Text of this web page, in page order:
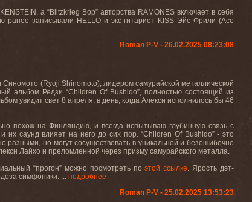
, а “Blitzkrieg Bop” авторства RAMONES включает в себя
ранее записывали HELLO и экс-гитарист KISS Эйс Фрили (Ace
Roman P-V - 26.02.2025 08:23:08
(Ryoji Shinomoto), лидером самурайской металлической
альбом Редзи “Children Of Bushido”, полностью состоящий из
увидит свет 8 апреля, в день, когда Алекси исполнилось бы 46
похож на Финляндию, и всегда испытываю глубинную связь с
саунд влияет на него до сих пор. “Children Of Bushido” - это
но могут сосуществовать в уникальной и безошибочно
Лайхо и преломленной через призму самурайского металла.
“прогон” можно посмотреть поэтой ссылке. Ярость дэт-
симфоники. ... подробнее
Roman P-V - 25.02.2025 13:53:23